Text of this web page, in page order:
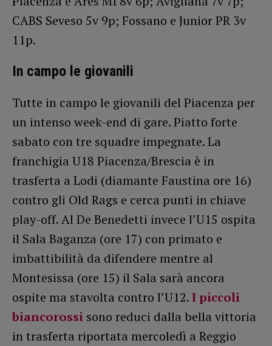
CABS Seveso 5v 9p; Fossano e Junior PR 3v
11p.
In campo le giovanili
Tutte in campo le giovanili del Piacenza per
un intenso week-end di gare. Piatto forte
sabato con tre squadre impegnate. La
franchigia U18 Piacenza/Brescia è in
trasferta a Lodi (diamante Faustina ore 16)
contro gli Old Rags e cerca punti in chiave
play-off. Al De Benedetti invece l’U15 ospita
il Sala Baganza (ore 17) con primato e
imbattibilità da difendere mentre al
Montesissa (ore 15) il Sala sarà ancora
ospite ma stavolta contro l’U12.I piccoli
biancorossi sono reduci dalla bella vittoria
in trasferta riportata mercoledì a Reggio